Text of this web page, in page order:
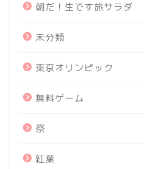
朝だ！生です旅サラダ
未分類
東京オリンピック
無料ゲーム
祭
紅葉